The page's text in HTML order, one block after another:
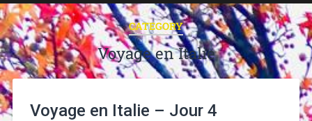
CATEGORY
Voyage en Italie
Voyage en Italie – Jour 4